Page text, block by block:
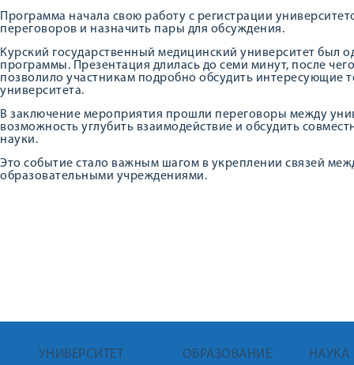
Программа начала свою работу с регистрации
переговоров и назначить пары для обсуждения.
Курский государственный медицинский университет был
программы. Презентация длилась до семи минут, после
позволило участникам подробно обсудить интересующие
университета.
В заключение мероприятия прошли переговоры между
возможность углубить взаимодействие и обсудить
науки.
Это событие стало важным шагом в укреплении связей
образовательными учреждениями.
УНИВЕРСИТЕТ ОБРАЗОВАНИЕ НАУКА